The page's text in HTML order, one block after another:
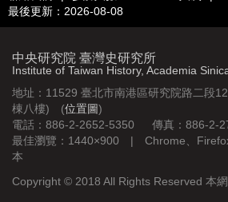
最後更新：2026-08-08
中央研究院 臺灣史研究所
Institute of Taiwan History, Academia
地址：11529 臺北市南港區研究院路二段
棟八樓) (位置圖)
電話：886-2-2652-5350 傳真：886-2-
最佳瀏覽：1440×900 | Chrome、
本
Copyright © 2018 All Rights Reserved 本